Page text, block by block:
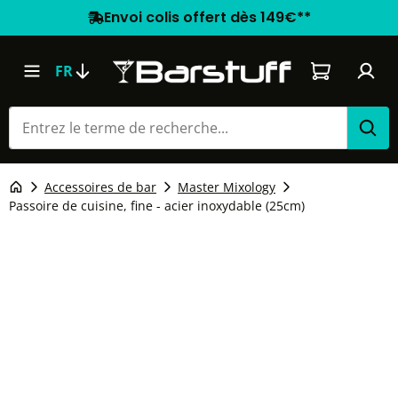
Envoi colis offert dès 149€**
FR Le panier
Accessoires de bar
Master Mixology
Passoire de cuisine, fine - acier inoxydable (25cm)